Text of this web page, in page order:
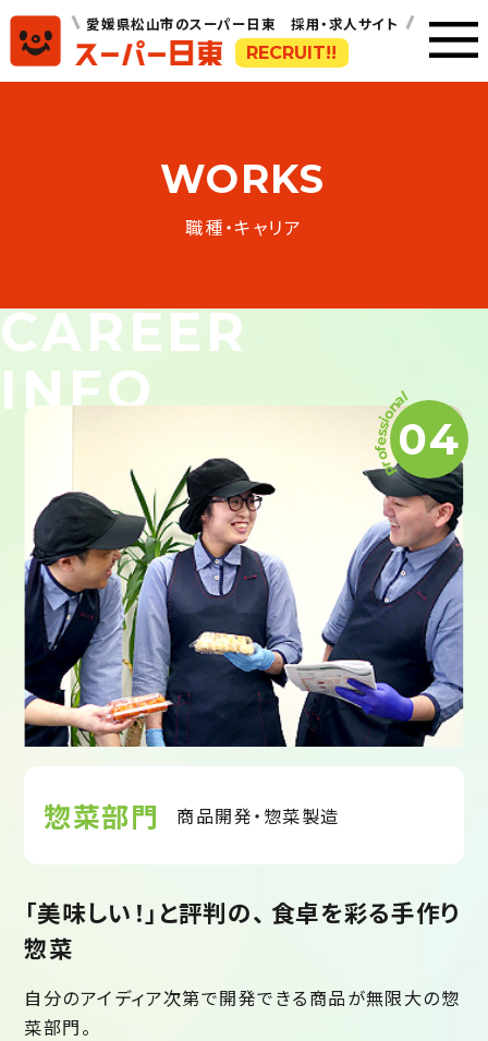
愛媛県松山市のスーパー日東 採用・求人サイト
RECRUIT!!
WORKS
職種・キャリア
CAREER
INFO
04
p
r
o
f
e
s
s
i
o
n
a
l
惣菜部門 商品開発・惣菜製造
「美味しい！」と評判の、 食卓を彩る手作り
惣菜
自分のアイディア次第で開発できる商品が無限大の惣
菜部門。